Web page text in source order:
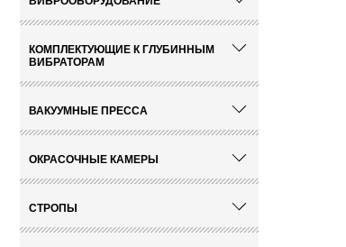
КОМПЛЕКТУЮЩИЕ К ГЛУБИННЫМ
ВИБРАТОРАМ
ВАКУУМНЫЕ ПРЕССА
ОКРАСОЧНЫЕ КАМЕРЫ
СТРОПЫ